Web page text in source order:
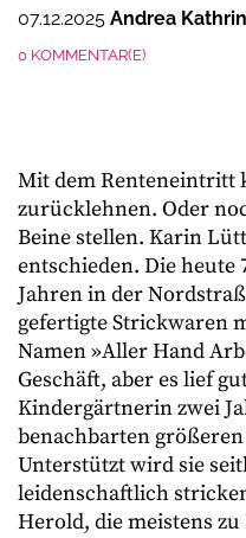
07.12.2025 Andrea
0 KOMMENTAR(E)
Mit dem Renteneintritt
zurücklehnen. Oder
Beine stellen. Karin
entschieden. Die heute
Jahren in der
gefertigte Strickwaren
Namen »Aller Hand
Geschäft, aber es lief
Kindergärtnerin zwei
benachbarten
Unterstützt wird sie
leidenschaftlich
Herold, die meistens